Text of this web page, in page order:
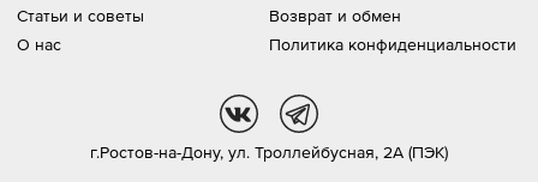
Статьи и советы
О нас
Возврат и обмен
Политика конфиденциальности
г.Ростов-на-Дону, ул. Троллейбусная, 2А (ПЭК)